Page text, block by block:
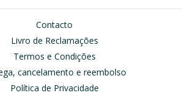
Contacto
Livro de Reclamações
Termos e Condições
cancelamento e reembolso
Política de Privacidade